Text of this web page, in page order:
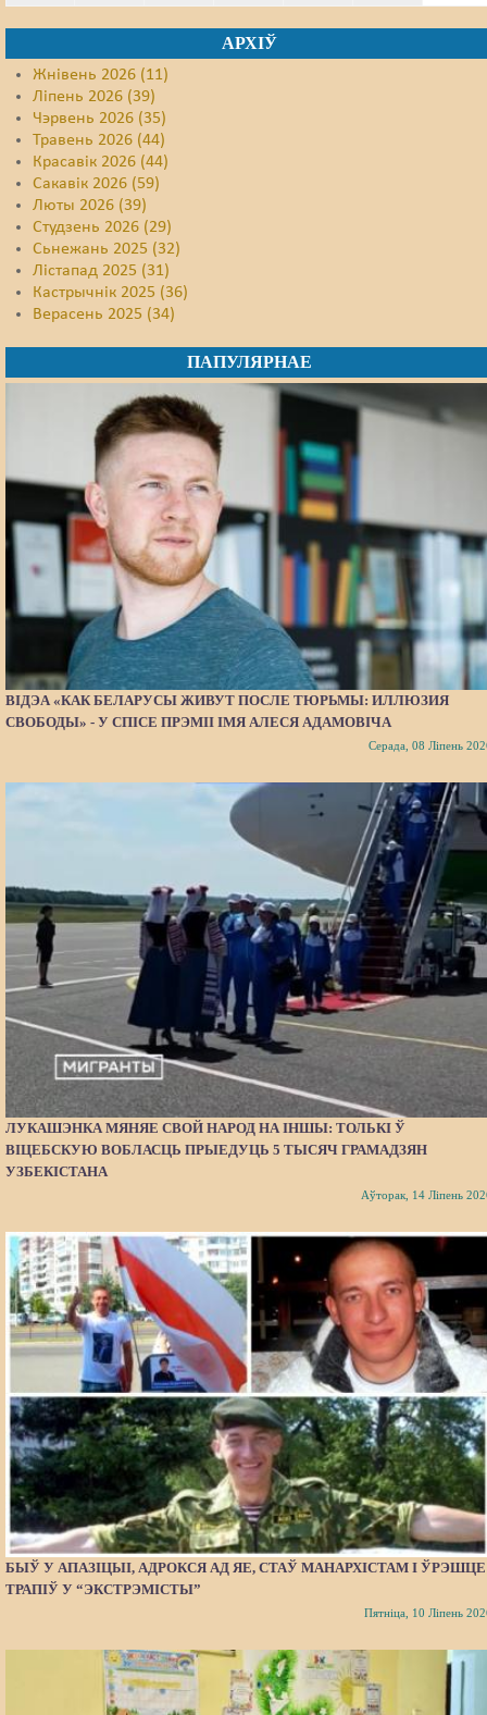
АРХІЎ
Жнівень 2026 (11)
Ліпень 2026 (39)
Чэрвень 2026 (35)
Травень 2026 (44)
Красавік 2026 (44)
Сакавік 2026 (59)
Люты 2026 (39)
Студзень 2026 (29)
Сьнежань 2025 (32)
Лістапад 2025 (31)
Кастрычнік 2025 (36)
Верасень 2025 (34)
ПАПУЛЯРНАЕ
ВІДЭА «КАК БЕЛАРУСЫ ЖИВУТ ПОСЛЕ ТЮРЬМЫ: ИЛЛЮЗИЯ
СВОБОДЫ» - У СПІСЕ ПРЭМІІ ІМЯ АЛЕСЯ АДАМОВІЧА
Серада, 08 Ліпень
ЛУКАШЭНКА МЯНЯЕ СВОЙ НАРОД НА ІНШЫ: ТОЛЬКІ Ў
ВІЦЕБСКУЮ ВОБЛАСЦЬ ПРЫЕДУЦЬ 5 ТЫСЯЧ ГРАМАДЗЯН
УЗБЕКІСТАНА
Аўторак, 14 Ліпень
БЫЎ У АПАЗІЦЫІ, АДРОКСЯ АД ЯЕ, СТАЎ МАНАРХІСТАМ І ЎРЭШЦЕ
ТРАПІЎ У “ЭКСТРЭМІСТЫ”
Пятніца, 10 Ліпень
Сацыяльныя правы